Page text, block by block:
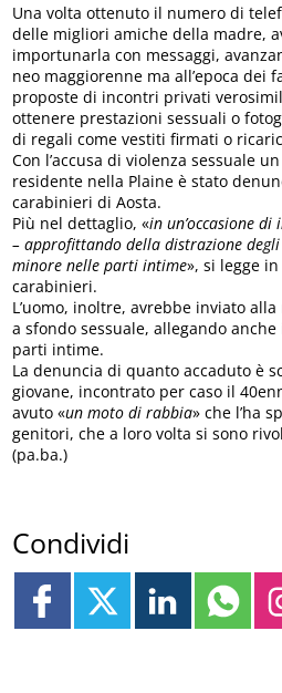
Una volta ottenuto il numero di
delle migliori amiche della madre,
importunarla con messaggi,
neo maggiorenne ma all’epoca dei
proposte di incontri privati
ottenere prestazioni sessuali o
di regali come vestiti firmati o
Con l’accusa di violenza sessuale
residente nella Plaine è stato
carabinieri di Aosta.
Più nel dettaglio, «in un’occasione
– approfittando della distrazione
minore nelle parti intime», si legge
carabinieri.
L’uomo, inoltre, avrebbe inviato
a sfondo sessuale, allegando
parti intime.
La denuncia di quanto accaduto è
giovane, incontrato per caso il
avuto «un moto di rabbia» che l’ha
genitori, che a loro volta si sono
(pa.ba.)
Condividi